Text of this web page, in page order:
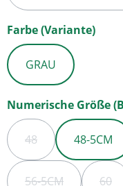
Farbe (Variante)
GRAU
Numerische Größe
48(DIESE OPTION IST
48-5CM
56-5CM 60